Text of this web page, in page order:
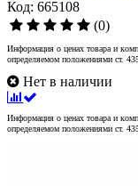
Код: 665108
(0)
Информация о ценах товара и
определяемом положениями ст.
Нет в наличии
Информация о ценах товара и
определяемом положениями ст.